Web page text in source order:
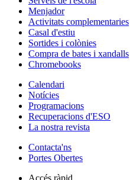
Menjador
Activitats complementaries
Casal d'estiu
Sortides i colònies
Compra de bates i xandalls
Chromebooks
Calendari
Notícies
Programacions
Recuperacions d'ESO
La nostra revista
Contacta'ns
Portes Obertes
Accés ràpid